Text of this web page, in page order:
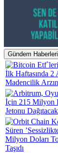
Gündem Haberleri